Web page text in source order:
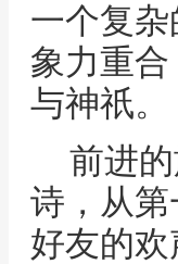
一个复
象力重
与神祇。
前进
诗，从
好友的